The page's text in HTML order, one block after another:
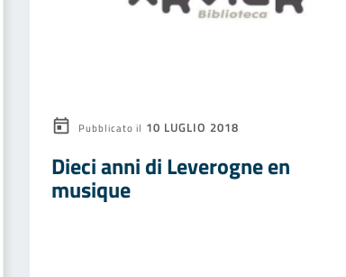
Pubblicato il 10 LUGLIO 2018
Dieci anni di Leverogne en
musique